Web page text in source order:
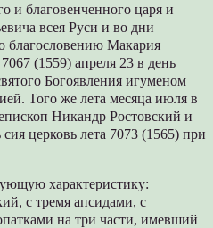
и благовенченного царя и
всея Руси и во дни
благословению Макария
(1559) апреля 23 в день
Богоявления игуменом
Того же лета месяца июля в
Никандр Ростовский и
церковь лета 7073 (1565) при
характеристику:
с тремя апсидами, с
на три части, имевший